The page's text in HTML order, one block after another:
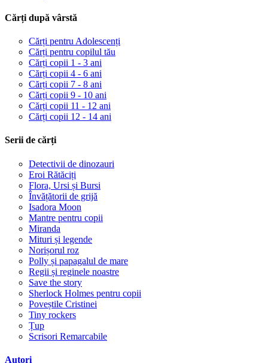
Cărți după vârstă
Cărți pentru Adolescenți
Cărți pentru copilul tău
Cărți copii 1 - 3 ani
Cărți copii 4 - 6 ani
Cărți copii 7 - 8 ani
Cărți copii 9 - 10 ani
Cărți copii 11 - 12 ani
Cărți copii 12 - 14 ani
Serii de cărți
Detectivii de dinozauri
Eroi Rătăciți
Flora, Ursi și Bursi
Învățătorii de grijă
Isadora Moon
Mantre pentru copii
Miranda
Mituri și legende
Norișorul roz
Polly și papagalul de mare
Regii și reginele noastre
Save the story
Sherlock Holmes pentru copii
Poveștile Cristinei
Tiny rockers
Țup
Scrisori Remarcabile
Autori